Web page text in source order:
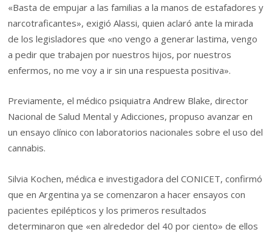
«Basta de empujar a las familias a la manos de estafadores y
narcotraficantes», exigió Alassi, quien aclaró ante la mirada
de los legisladores que «no vengo a generar lastima, vengo
a pedir que trabajen por nuestros hijos, por nuestros
enfermos, no me voy a ir sin una respuesta positiva».
Previamente, el médico psiquiatra Andrew Blake, director
Nacional de Salud Mental y Adicciones, propuso avanzar en
un ensayo clínico con laboratorios nacionales sobre el uso del
cannabis.
Silvia Kochen, médica e investigadora del CONICET, confirmó
que en Argentina ya se comenzaron a hacer ensayos con
pacientes epilépticos y los primeros resultados
determinaron que «en alrededor del 40 por ciento» de ellos